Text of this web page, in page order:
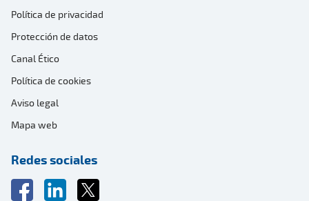
Política de privacidad
Protección de datos
Canal Ético
Política de cookies
Aviso legal
Mapa web
Redes sociales